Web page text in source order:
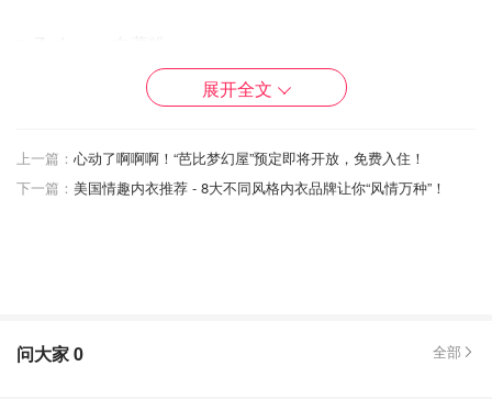
特点：棕色的根茎，外皮薄，具有芳香的气味
🫚Galangl - 高良姜
🫚Jerusalem artichoke - 耶路撒冷洋芋
展开全文
上一篇： 心动了啊啊啊！“芭比梦幻屋”预定即将开放，免费入住！
下一篇： 美国情趣内衣推荐 - 8大不同风格内衣品牌让你“风情万种”！
问大家0 全部